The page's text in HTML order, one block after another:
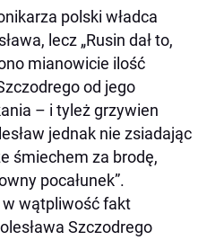
polski władca
lecz „Rusin dał to,
mianowicie ilość
od jego
– i tyleż grzywien
jednak nie zsiadając
śmiechem za brodę,
pocałunek”.
w wątpliwość fakt
Szczodrego